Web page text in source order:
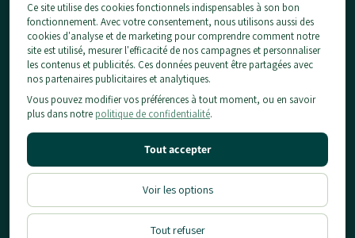
Ce site utilise des cookies fonctionnels indispensables à son bon
fonctionnement. Avec votre consentement, nous utilisons aussi des
cookies d'analyse et de marketing pour comprendre comment notre
site est utilisé, mesurer l'efficacité de nos campagnes et personnaliser
les contenus et publicités. Ces données peuvent être partagées avec
nos partenaires publicitaires et analytiques.
Vous pouvez modifier vos préférences à tout moment, ou en savoir
plus dans notre politique de confidentialité.
Tout accepter
Voir les options
Tout refuser
1 chemin du pont de la planche,
77124 Chauconin-Neufmontiers
01 84 80 65 86
contact@planteidf.fr
À propos
Livraison
Mentions Légales & Confidentialité
Politique de Remboursement
Les plantes
Arbustes
Notre Showroom
Conseils
Contact
Designé & Developpé parMoon Moon Shopify Agency